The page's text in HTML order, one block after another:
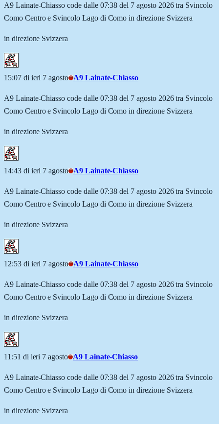
A9 Lainate-Chiasso code dalle 07:38 del 7 agosto 2026 tra Svincolo
Como Centro e Svincolo Lago di Como in direzione Svizzera
in direzione Svizzera
15:07 di ieri 7 agosto A9 Lainate-Chiasso
A9 Lainate-Chiasso code dalle 07:38 del 7 agosto 2026 tra Svincolo
Como Centro e Svincolo Lago di Como in direzione Svizzera
in direzione Svizzera
14:43 di ieri 7 agosto A9 Lainate-Chiasso
A9 Lainate-Chiasso code dalle 07:38 del 7 agosto 2026 tra Svincolo
Como Centro e Svincolo Lago di Como in direzione Svizzera
in direzione Svizzera
12:53 di ieri 7 agosto A9 Lainate-Chiasso
A9 Lainate-Chiasso code dalle 07:38 del 7 agosto 2026 tra Svincolo
Como Centro e Svincolo Lago di Como in direzione Svizzera
in direzione Svizzera
11:51 di ieri 7 agosto A9 Lainate-Chiasso
A9 Lainate-Chiasso code dalle 07:38 del 7 agosto 2026 tra Svincolo
Como Centro e Svincolo Lago di Como in direzione Svizzera
in direzione Svizzera